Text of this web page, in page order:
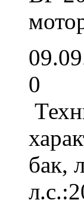
0
бак,